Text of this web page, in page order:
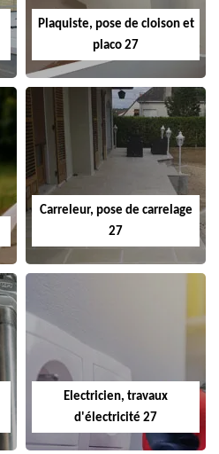
Plaquiste, pose de cloison et
placo 27
Carreleur, pose de carrelage
27
Electricien, travaux
d'électricité 27